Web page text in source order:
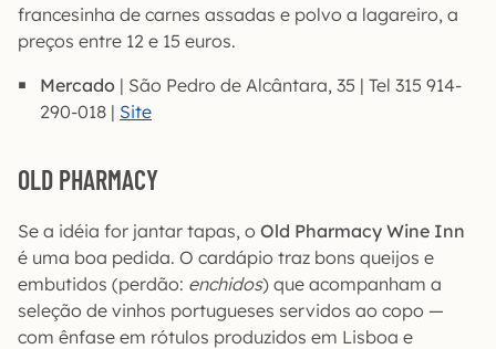
francesinha de carnes assadas e polvo a lagareiro, a
preços entre 12 e 15 euros.
Mercado | São Pedro de Alcântara, 35 | Tel 315 914-
290-018 | Site
OLD PHARMACY
Se a idéia for jantar tapas, o Old Pharmacy Wine Inn
é uma boa pedida. O cardápio traz bons queijos e
embutidos (perdão: enchidos) que acompanham a
seleção de vinhos portugueses servidos ao copo —
com ênfase em rótulos produzidos em Lisboa e